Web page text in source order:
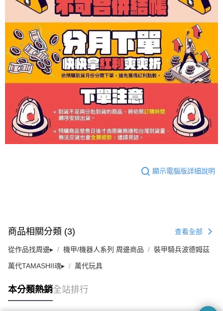
顯示電腦版詳細說明
商品相關分類 (3) 查看全部
從作品找周邊▸ 機甲/機器人系列 周邊商品 裝甲騎兵波德姆茲
萬代TAMASHII魂▸ 萬代玩具
本分類熱銷全站排行